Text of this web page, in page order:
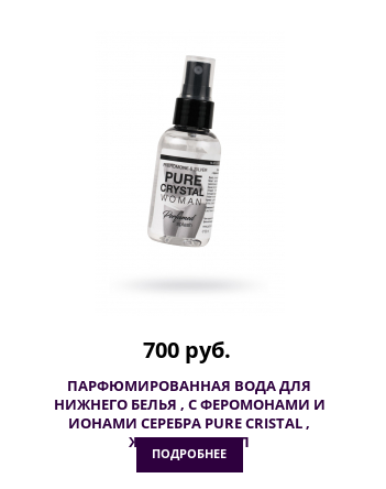
700 руб.
ПАРФЮМИРОВАННАЯ ВОДА ДЛЯ
НИЖНЕГО БЕЛЬЯ , С ФЕРОМОНАМИ И
ИОНАМИ СЕРЕБРА PURE CRISTAL ,
ЖЕНСКАЯ, 50 МЛ
ПОДРОБНЕЕ